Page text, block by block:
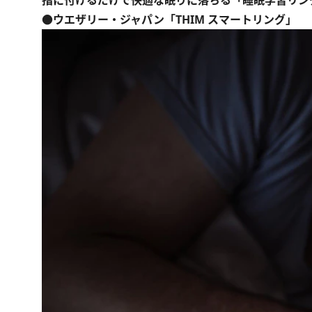
●ウエザリー・ジャパン「THIM スマートリング」